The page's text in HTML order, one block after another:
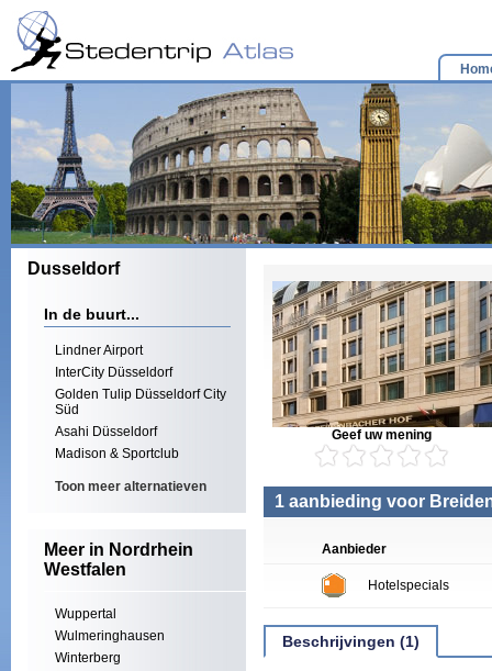
Dusseldorf
In de buurt...
Lindner Airport
InterCity Düsseldorf
Golden Tulip Düsseldorf City
Süd
Asahi Düsseldorf
Madison & Sportclub
Toon meer alternatieven
Meer in Nordrhein
Westfalen
Wuppertal
Wulmeringhausen
Winterberg
Geef uw mening
1 aanbieding voor
Aanbieder
Hotelspecials
Beschrijvingen (1)